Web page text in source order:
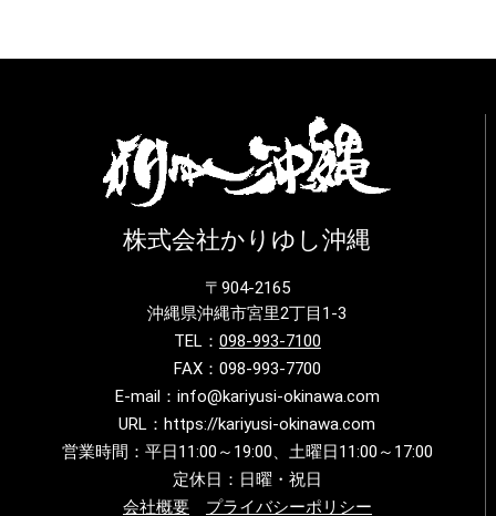
株式会社かりゆし沖縄
〒904-2165
沖縄県沖縄市宮里2丁目1-3
TEL： 098-993-7100
FAX：098-993-7700
E-mail：info@kariyusi-okinawa.com
URL：https://kariyusi-okinawa.com
営業時間：平日11:00～19:00、土曜日11:00～17:00
定休日：日曜・祝日
会社概要
プライバシーポリシー